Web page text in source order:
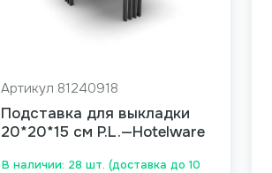
В наличии: 28 шт. (доставка до 10
Артикул 81240918
Подставка для выкладки
20*20*15 см P.L.—Hotelware